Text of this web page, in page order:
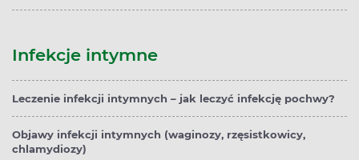
Infekcje intymne
Leczenie infekcji intymnych – jak leczyć infekcję pochwy?
Objawy infekcji intymnych (waginozy, rzęsistkowicy,
chlamydiozy)